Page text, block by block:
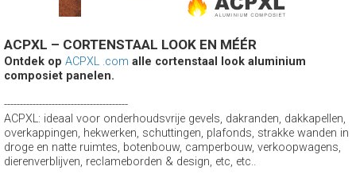
ACPXL – CORTENSTAAL LOOK EN MÉÉR
Ontdek op ACPXL .com alle cortenstaal look aluminium
composiet panelen.
---------------------------------------
ACPXL: ideaal voor onderhoudsvrije gevels, dakranden, dakkapellen,
overkappingen, hekwerken, schuttingen, plafonds, strakke wanden in
droge en natte ruimtes, botenbouw, camperbouw, verkoopwagens,
dierenverblijven, reclameborden & design, etc, etc..